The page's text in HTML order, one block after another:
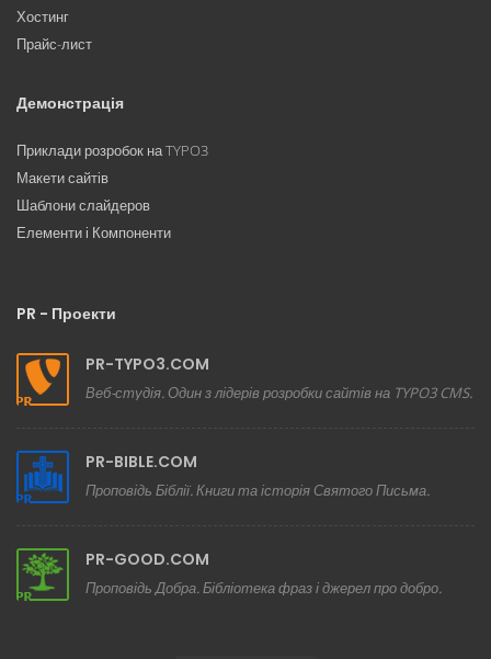
Хостинг
Прайс-лист
Демонстрація
Приклади розробок на TYPO3
Макети сайтів
Шаблони слайдеров
Елементи і Компоненти
PR - Проекти
PR-TYPO3.COM
Веб-студія. Один з лідерів розробки сайтів на TYPO3 CMS.
PR-BIBLE.COM
Проповідь Біблії. Книги та історія Святого Письма.
PR-GOOD.COM
Проповідь Добра. Бібліотека фраз і джерел про добро.